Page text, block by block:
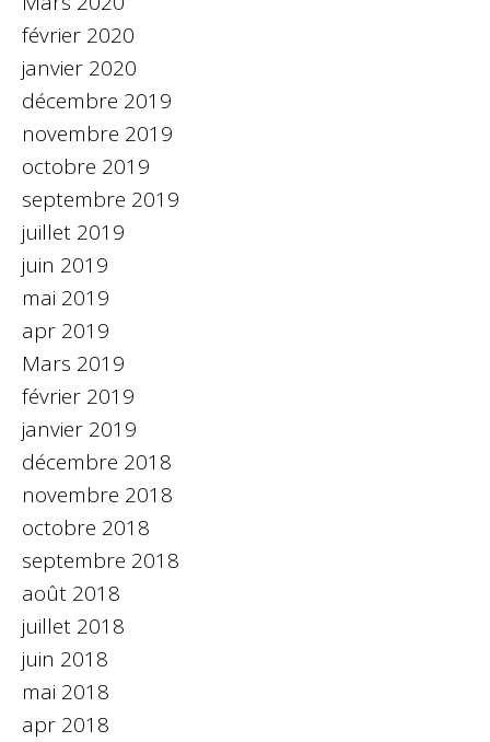
février 2020
janvier 2020
décembre 2019
novembre 2019
octobre 2019
septembre 2019
juillet 2019
juin 2019
mai 2019
apr 2019
Mars 2019
février 2019
janvier 2019
décembre 2018
novembre 2018
octobre 2018
septembre 2018
août 2018
juillet 2018
juin 2018
mai 2018
apr 2018